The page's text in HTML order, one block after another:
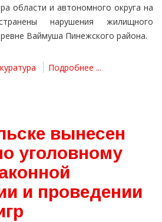
области и автономного округа на
нарушения жилищного
Ваймуша Пинежского района.
Подробнее ...
вынесен
уголовному
и проведении